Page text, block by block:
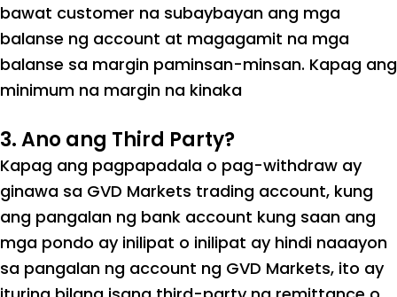
bawat customer na subaybayan ang mga
balanse ng account at magagamit na mga
balanse sa margin paminsan-minsan. Kapag ang
minimum na margin na kinaka
3. Ano ang Third Party?
Kapag ang pagpapadala o pag-withdraw ay
ginawa sa GVD Markets trading account, kung
ang pangalan ng bank account kung saan ang
mga pondo ay inilipat o inilipat ay hindi naaayon
sa pangalan ng account ng GVD Markets, ito ay